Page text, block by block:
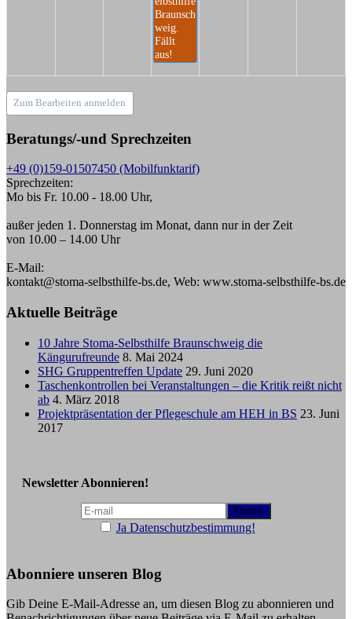
Braunsch
weig.
Fällt
aus!
Zum Bearbeiten anmelden
Beratungs/-und Sprechzeiten
+49 (0)159-01507450 (Mobilfunktarif)
Sprechzeiten:
Mo bis Fr. 10.00 - 18.00 Uhr,
außer jeden 1. Donnerstag im Monat, dann nur in der Zeit
von 10.00 – 14.00 Uhr
E-Mail:
kontakt@stoma-selbsthilfe-bs.de, Web: www.stoma-selbsthilfe-bs.de
Aktuelle Beiträge
10 Jahre Stoma-Selbsthilfe Braunschweig die
Kängurufreunde 8. Mai 2024
SHG Gruppentreffen Update 29. Juni 2020
Taschenkontrollen bei Veranstaltungen – die Kritik reißt nicht
ab 4. März 2018
Projektpräsentation der Pflegeschule am HEH in BS 23. Juni
2017
Newsletter Abonnieren!
Ja Datenschutzbestimmung!
Abonniere unseren Blog
Gib Deine E-Mail-Adresse an, um diesen Blog zu abonnieren und